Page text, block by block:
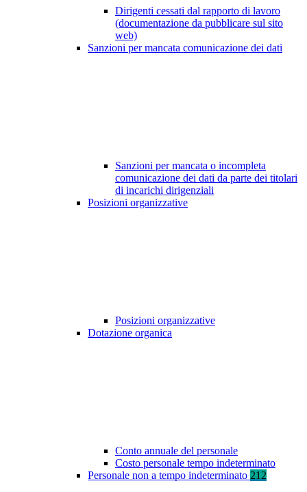
Dirigenti cessati dal rapporto di lavoro
(documentazione da pubblicare sul sito
web)
Sanzioni per mancata comunicazione dei dati
Sanzioni per mancata o incompleta
comunicazione dei dati da parte dei titolari
di incarichi dirigenziali
Posizioni organizzative
Posizioni organizzative
Dotazione organica
Conto annuale del personale
Costo personale tempo indeterminato
Personale non a tempo indeterminato 212